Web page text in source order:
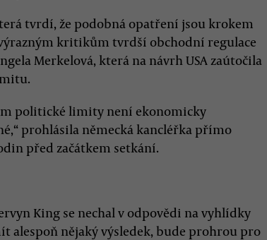
tvrdí, že podobná opatření jsou krokem
kritikům tvrdší obchodní regulace
Merkelová, která na návrh USA zaútočila
politické limity není ekonomicky
prohlásila německá kancléřka přímo
před začátkem setkání.
King se nechal v odpovědi na vyhlídky
alespoň nějaký výsledek, bude prohrou pro